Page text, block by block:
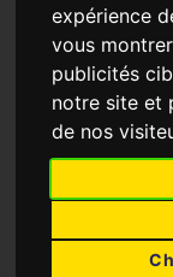
expérience
vous
publicités
notre site et
de nos
Metz Handball >